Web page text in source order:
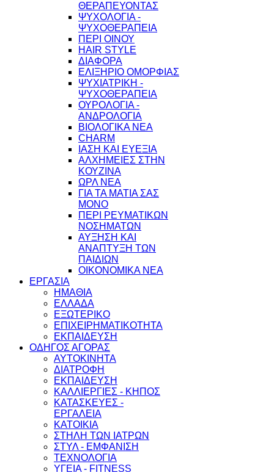
ΘΕΡΑΠΕΥΟΝΤΑΣ
ΨΥΧΟΛΟΓΙΑ -
ΨΥΧΟΘΕΡΑΠΕΙΑ
ΠΕΡΙ ΟΙΝΟΥ
HAIR STYLE
ΔΙΑΦΟΡΑ
ΕΛΙΞΗΡΙΟ ΟΜΟΡΦΙΑΣ
ΨΥΧΙΑΤΡΙΚΗ -
ΨΥΧΟΘΕΡΑΠΕΙΑ
ΟΥΡΟΛΟΓΙΑ -
ΑΝΔΡΟΛΟΓΙΑ
ΒΙΟΛΟΓΙΚΑ ΝΕΑ
CHARM
ΙΑΣΗ ΚΑΙ ΕΥΕΞΙΑ
ΑΛΧΗΜΕΙΕΣ ΣΤΗΝ
ΚΟΥΖΙΝΑ
ΩΡΛ ΝEA
ΓΙΑ ΤΑ ΜΑΤΙΑ ΣΑΣ
ΜΟΝΟ
ΠΕΡΙ ΡΕΥΜΑΤΙΚΩΝ
ΝΟΣΗΜΑΤΩΝ
ΑΥΞΗΣΗ ΚΑΙ
ΑΝΑΠΤΥΞΗ ΤΩΝ
ΠΑΙΔΙΩΝ
ΟΙΚΟΝΟΜΙΚΑ ΝΕΑ
ΕΡΓΑΣΙΑ
ΗΜΑΘΙΑ
ΕΛΛΑΔΑ
ΕΞΩΤΕΡΙΚΟ
ΕΠΙΧΕΙΡΗΜΑΤΙΚΟΤΗΤΑ
ΕΚΠΑΙΔΕΥΣΗ
ΟΔΗΓΟΣ ΑΓΟΡΑΣ
ΑΥΤΟΚΙΝΗΤΑ
ΔΙΑΤΡΟΦΗ
ΕΚΠΑΙΔΕΥΣΗ
ΚΑΛΛΙΕΡΓΙΕΣ - ΚΗΠΟΣ
ΚΑΤΑΣΚΕΥΕΣ -
ΕΡΓΑΛΕΙΑ
ΚΑΤΟΙΚΙΑ
ΣΤΗΛΗ ΤΩΝ ΙΑΤΡΩΝ
ΣΤΥΛ - ΕΜΦΑΝΙΣΗ
ΤΕΧΝΟΛΟΓΙΑ
ΥΓΕΙΑ - FITNESS